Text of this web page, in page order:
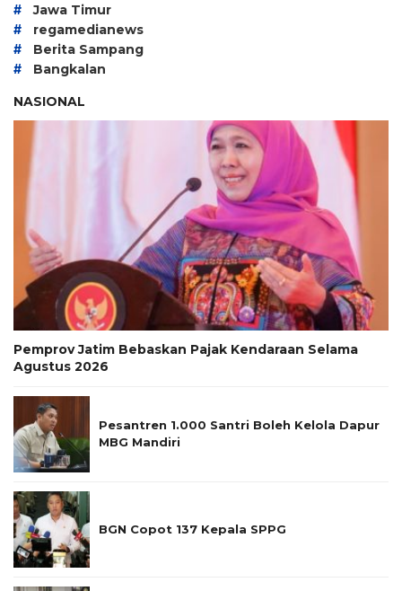
# Jawa Timur
# regamedianews
# Berita Sampang
#
Bangkalan
NASIONAL
Pemprov Jatim Bebaskan Pajak Kendaraan Selama
Agustus 2026
Pesantren 1.000 Santri Boleh Kelola Dapur
MBG Mandiri
BGN Copot 137 Kepala SPPG